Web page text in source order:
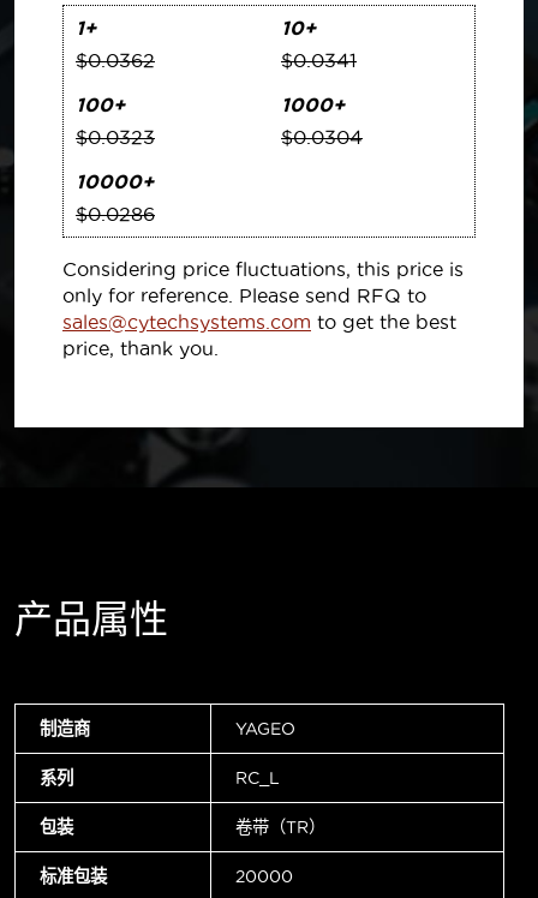
1+
$0.0362
10+
$0.0341
100+
$0.0323
1000+
$0.0304
10000+
$0.0286
Considering price fluctuations, this price is
only for reference. Please send RFQ to
sales@cytechsystems.com to get the best
price, thank you.
产品属性
制造商 YAGEO
系列 RC_L
包装 卷带（TR）
标准包装 20000